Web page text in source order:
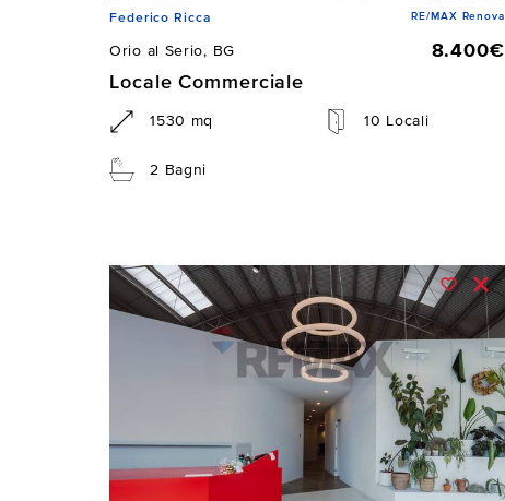
Federico Ricca RE/MAX Renova
Orio al Serio, BG
8.400€
Locale Commerciale
1530 mq 10 Locali
2 Bagni